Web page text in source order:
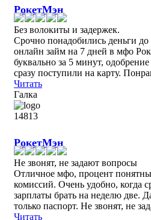
РокетМэн
Без волокиты и задержек.
Срочно понадобились деньги
онлайн займ на 7 дней в мфо
буквально за 5 минут,
сразу поступили на карту.
Читать
Галка
РокетМэн
Не звонят, не задают вопросы
Отличное мфо, процент
комиссий. Очень удобно, когда
зарплаты брать на неделю две.
только паспорт. Не звонят, не
Читать